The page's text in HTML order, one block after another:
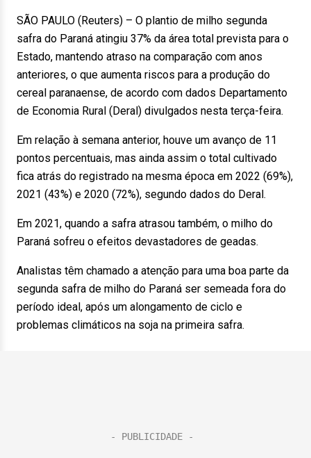
SÃO PAULO (Reuters) – O plantio de milho segunda
safra do Paraná atingiu 37% da área total prevista para o
Estado, mantendo atraso na comparação com anos
anteriores, o que aumenta riscos para a produção do
cereal paranaense, de acordo com dados Departamento
de Economia Rural (Deral) divulgados nesta terça-feira.
Em relação à semana anterior, houve um avanço de 11
pontos percentuais, mas ainda assim o total cultivado
fica atrás do registrado na mesma época em 2022 (69%),
2021 (43%) e 2020 (72%), segundo dados do Deral.
Em 2021, quando a safra atrasou também, o milho do
Paraná sofreu o efeitos devastadores de geadas.
Analistas têm chamado a atenção para uma boa parte da
segunda safra de milho do Paraná ser semeada fora do
período ideal, após um alongamento de ciclo e
problemas climáticos na soja na primeira safra.